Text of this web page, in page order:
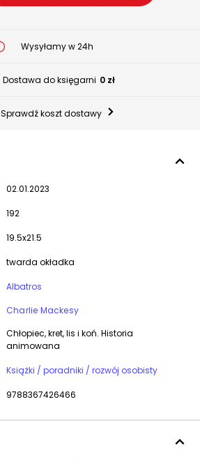
Wysyłamy w 24h
Dostawa do księgarni 0 zł
Sprawdź koszt dostawy
02.01.2023
192
19.5x21.5
twarda okładka
Albatros
Charlie Mackesy
Chłopiec, kret, lis i koń. Historia
animowana
Książki / poradniki / rozwój osobisty
9788367426466